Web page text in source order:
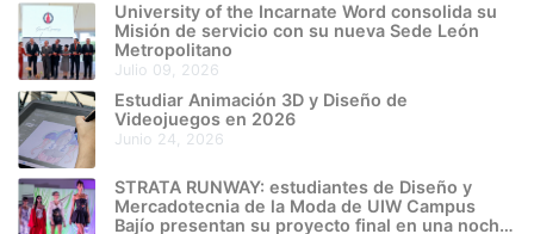
University of the Incarnate Word consolida su
Misión de servicio con su nueva Sede León
Metropolitano
julio 09, 2026
Estudiar Animación 3D y Diseño de
Videojuegos en 2026
junio 24, 2026
STRATA RUNWAY: estudiantes de Diseño y
Mercadotecnia de la Moda de UIW Campus
Bajío presentan su proyecto final en una noche